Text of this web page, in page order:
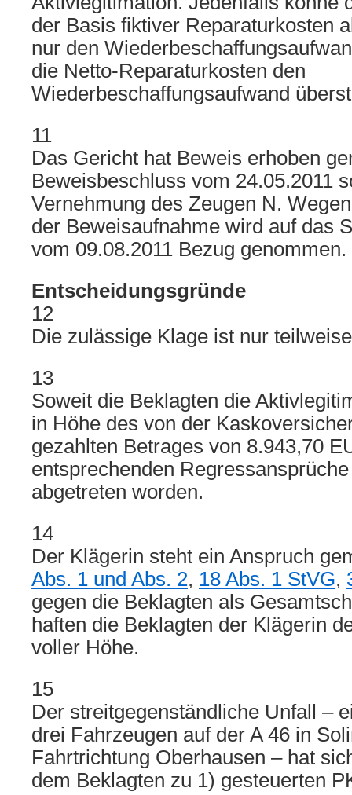
der Basis fiktiver Reparaturkosten
nur den
die Netto-Reparaturkosten den
Wiederbeschaffungsaufwand
11
Das Gericht hat Beweis erhoben
Beweisbeschluss vom 24.05.2011
Vernehmung des Zeugen N.
der Beweisaufnahme wird auf das
vom 09.08.2011 Bezug genommen.
Entscheidungsgründe
12
Die zulässige Klage ist nur
13
Soweit die Beklagten die
in Höhe des von der
gezahlten Betrages von 8.943,70
entsprechenden
abgetreten worden.
14
Der Klägerin steht ein Anspruch
Abs. 1 und Abs. 2, 18 Abs. 1 StVG,
gegen die Beklagten als
haften die Beklagten der Klägerin
voller Höhe.
15
Der streitgegenständliche Unfall –
drei Fahrzeugen auf der A 46 in
Fahrtrichtung Oberhausen – hat
dem Beklagten zu 1) gesteuerten